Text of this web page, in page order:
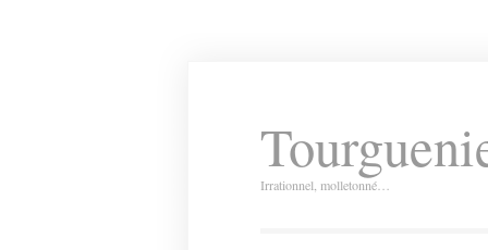
Irrationnel, molletonné…